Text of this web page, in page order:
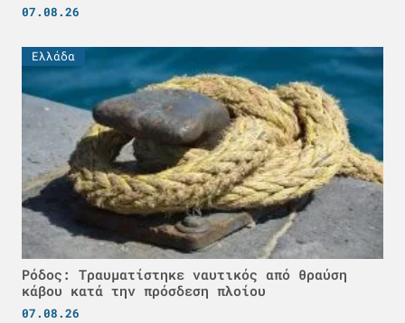
07.08.26
Ελλάδα
Ρόδος: Τραυματίστηκε ναυτικός από θραύση
κάβου κατά την πρόσδεση πλοίου
07.08.26